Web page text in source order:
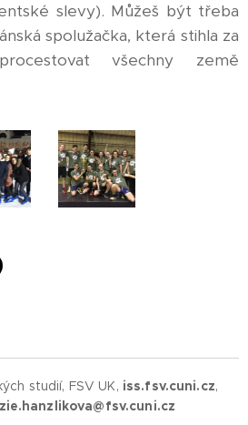
slevy). Můžeš být třeba
spolužačka, která stihla za
všechny země
studií, FSV UK, iss.fsv.cuni.cz,